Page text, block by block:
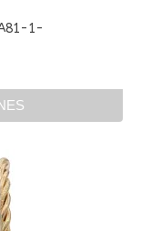
1-